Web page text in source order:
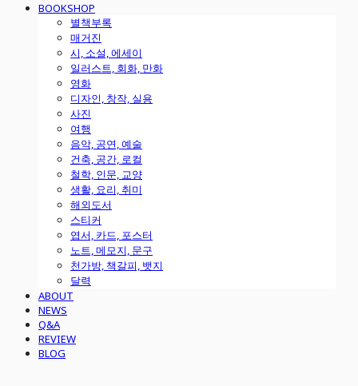
BOOKSHOP
별책부록
매거진
시, 소설, 에세이
일러스트, 회화, 만화
영화
디자인, 창작, 실용
사진
여행
음악, 공연, 예술
건축, 공간, 로컬
철학, 인문, 교양
생활, 요리, 취미
해외도서
스티커
엽서, 카드, 포스터
노트, 메모지, 문구
천가방, 책갈피, 뱃지
달력
ABOUT
NEWS
Q&A
REVIEW
BLOG